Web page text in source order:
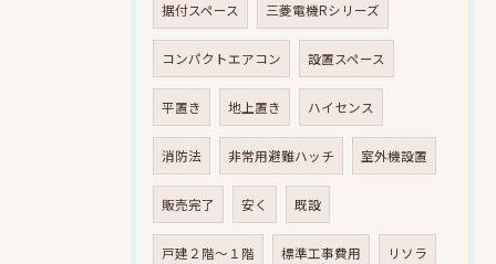
据付スペース 三菱電機Rシリーズ
コンパクトエアコン 設置スペース
平置き 地上置き ハイセンス
消防法 非常用避難ハッチ 室外機設置
販売完了 安く 既設
戸建２階～１階 標準工事費用 リソラ